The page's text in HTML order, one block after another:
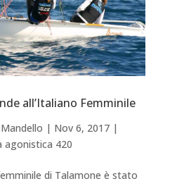
all’Italiano Femminile
| Nov 6, 2017|
agonistica 420
di Talamone è stato